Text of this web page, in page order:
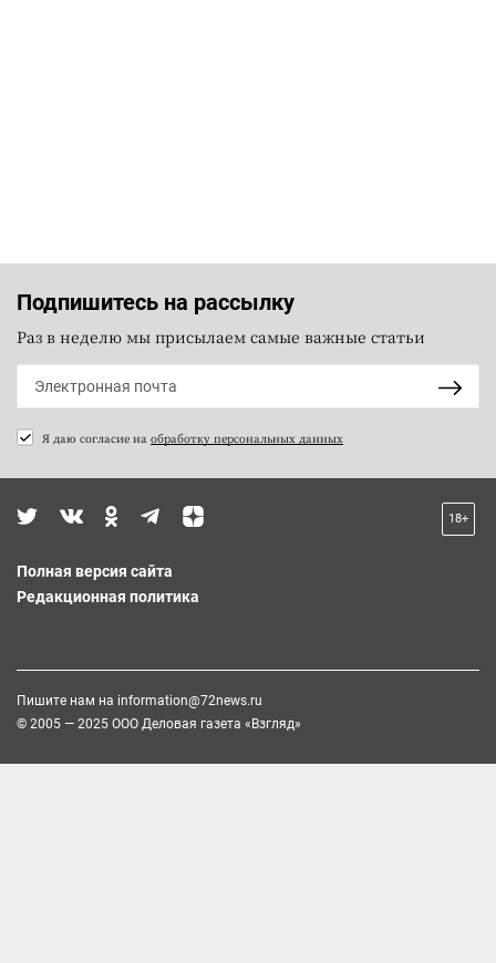
Подпишитесь на рассылку
Раз в неделю мы присылаем самые важные статьи
Я даю согласие на обработку персональных данных
18+
Полная версия сайта
Редакционная политика
Пишите нам на information@72news.ru
© 2005 — 2025 ООО Деловая газета «Взгляд»